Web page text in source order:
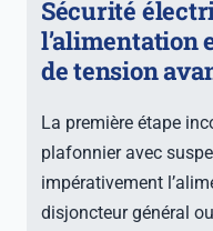
Sécurité
l’alimentation
de tension
La première étape
plafonnier avec
impérativement
disjoncteur général